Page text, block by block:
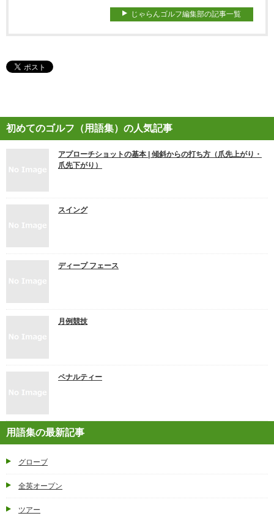
じゃらんゴルフ編集部の記事一覧
初めてのゴルフ（用語集）の人気記事
アプローチショットの基本 | 傾斜からの打ち方（爪先上がり・
爪先下がり）
スイング
ディープ フェース
月例競技
ペナルティー
用語集の最新記事
グローブ
全英オープン
ツアー